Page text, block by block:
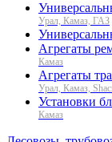
Урал, Камаз, ГАЗ
Агрегаты
Камаз
Агрегаты
Урал, Камаз,
Установки
Камаз